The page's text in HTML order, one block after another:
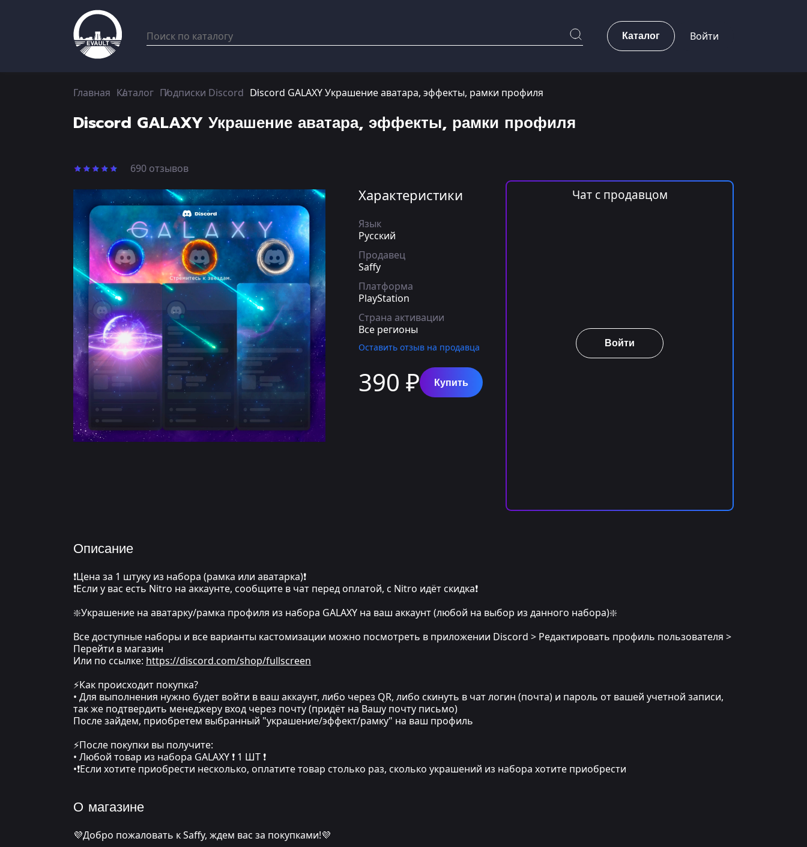
Каталог Войти
Главная Каталог Подписки Discord Discord GALAXY Украшение аватара, эффекты, рамки профиля
Discord GALAXY Украшение аватара, эффекты, рамки профиля
690 отзывов
Характеристики
Язык
Русский
Продавец
Saffy
Платформа
PlayStation
Страна активации
Все регионы
Оставить отзыв на продавца
390 ₽ Купить
Чат с продавцом
Войти
Описание
❗Цена за 1 штуку из набора (рамка или аватарка)❗
❗Если у вас есть Nitro на аккаунте, сообщите в чат перед оплатой, с Nitro идёт скидка❗
❇️Украшение на аватарку/рамка профиля из набора GALAXY на ваш аккаунт (любой на выбор из данного набора)❇️
Все доступные наборы и все варианты кастомизации можно посмотреть в приложении Discord > Редактировать профиль пользователя >
Перейти в магазин
Или по ссылке: https://discord.com/shop/fullscreen
⚡Как происходит покупка?
• Для выполнения нужно будет войти в ваш аккаунт, либо через QR, либо скинуть в чат логин (почта) и пароль от вашей учетной записи,
так же подтвердить менеджеру вход через почту (придёт на Вашу почту письмо)
После зайдем, приобретем выбранный "украшение/эффект/рамку" на ваш профиль
⚡После покупки вы получите:
• Любой товар из набора GALAXY ❗ 1 ШТ ❗
•❗Если хотите приобрести несколько, оплатите товар столько раз, сколько украшений из набора хотите приобрести
О магазине
💜Добро пожаловать к Saffy, ждем вас за покупками!💜